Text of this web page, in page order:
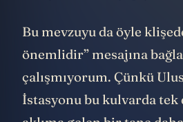
Bu mevzuyu da öyle
önemlidir” mesajına
çalışmıyorum. Çünkü
İstasyonu bu kulvarda tek